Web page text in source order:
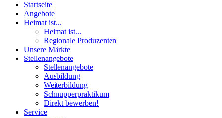
Startseite
Angebote
Heimat ist...
Heimat ist...
Regionale Produzenten
Unsere Märkte
Stellenangebote
Stellenangebote
Ausbildung
Weiterbildung
Schnupperpraktikum
Direkt bewerben!
Service